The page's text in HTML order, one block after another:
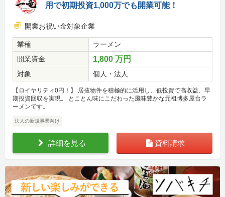
用で初期投資1,000万でも開業可能！
開業お祝い金対象企業
業種
ラーメン
開業資金
1,800 万円
対象 個人・法人
【ロイヤリティ0円！】 居抜物件を積極的に活用し、低投資で高収益、早
期投資回収を実現。 とことん味にこだわった風味豊かな元祖博多屋台ラ
ーメンです。
法人の新規事業向け
詳細を見る 資料請求